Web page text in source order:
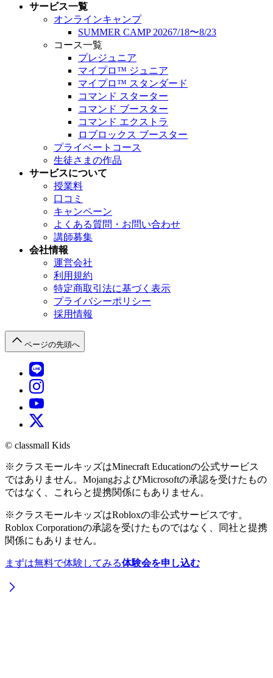
サービス一覧
オンラインキャンプ
SUMMER CAMP 20267/18〜8/23
コース一覧
プレジュニア
マイプロ™︎ ジュニア
マイプロ™︎ スタンダード
コマンド スターター
コマンド ブースター
コマンド エクストラ
ロブロックス ブースター
プライベートコース
生徒さまの作品
サービスについて
授業料
口コミ
キャンペーン
よくある質問・ お問い合わせ
講師募集
会社情報
運営会社
利用規約
特定商取引法に基づく表示
プライバシーポリシー
採用情報
ページの先頭へ
© classmall Kids
※ クラスモールキッズはMinecraft Educationの公式サービス
ではありません。MojangおよびMicrosoftの承認を受けたもの
ではなく、これらと提携関係にもありません。
※ クラスモールキッズはRobloxの非公式サービスです。
Roblox Corporationの承認を受けたものではなく、同社と提携
関係にもありません。
まずは無料で体験してみる体験会を申し込む